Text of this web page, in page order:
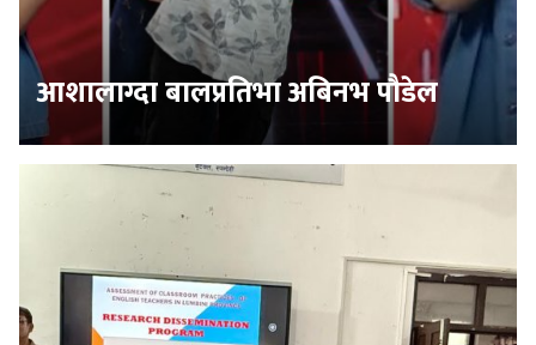
आशालाग्दा बालप्रतिभा अबिनभ पौडेल